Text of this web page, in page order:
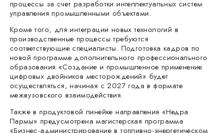
процессы за счет разработки интеллектуальных систем
управления промышленными объектами.
Кроме того, для интеграции новых технологий в
производственные процессы требуются
соответствующие специалисты. Подготовка кадров по
новой программе дополнительного профессионального
образования «Создание и промышленное применение
цифровых двойников месторождений» будет
осуществляться, начиная с 2027 года в формате
межвузовского взаимодействия.
Также в продуктовой линейке направления «Недра
Пармы» предусмотрена магистерская программа
«Бизнес-администрирование в топливно-энергетическом